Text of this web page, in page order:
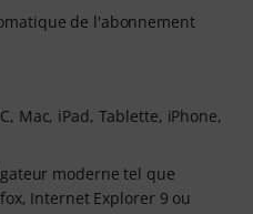
de l'abonnement
Mac, iPad, Tablette, iPhone,
moderne tel que
Internet Explorer 9 ou